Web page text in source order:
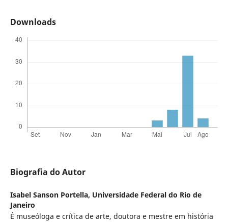
Downloads
Biografia do Autor
Isabel Sanson Portella, Universidade Federal do Rio de
Janeiro
É museóloga e crítica de arte, doutora e mestre em história